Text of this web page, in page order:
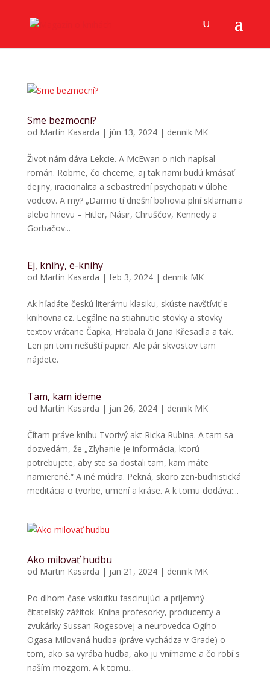
Sme bezmocní?
od Martin Kasarda | jún 13, 2024| dennik MK
Život nám dáva Lekcie. A McEwan o nich napísal
román. Robme, čo chceme, aj tak nami budú kmásať
dejiny, iracionalita a sebastrední psychopati v úlohe
vodcov. A my? „Darmo tí dnešní bohovia plní sklamania
alebo hnevu – Hitler, Násir, Chruščov, Kennedy a
Gorbačov...
Ej, knihy, e-knihy
od Martin Kasarda | feb 3, 2024| dennik MK
Ak hľadáte českú literárnu klasiku, skúste navštíviť e-
knihovna.cz. Legálne na stiahnutie stovky a stovky
textov vrátane Čapka, Hrabala či Jana Křesadla a tak.
Len pri tom nešuští papier. Ale pár skvostov tam
nájdete.
Tam, kam ideme
od Martin Kasarda | jan 26, 2024| dennik MK
Čítam práve knihu Tvorivý akt Ricka Rubina. A tam sa
dozvedám, že „Zlyhanie je informácia, ktorú
potrebujete, aby ste sa dostali tam, kam máte
namierené.“ A iné múdra. Pekná, skoro zen-budhistická
meditácia o tvorbe, umení a kráse. A k tomu dodáva:...
Ako milovať hudbu
od Martin Kasarda | jan 21, 2024| dennik MK
Po dlhom čase vskutku fascinujúci a príjemný
čitateľský zážitok. Kniha profesorky, producenty a
zvukárky Sussan Rogesovej a neurovedca Ogiho
Ogasa Milovaná hudba (práve vychádza v Grade) o
tom, ako sa vyrába hudba, ako ju vnímame a čo robí s
naším mozgom. A k tomu...